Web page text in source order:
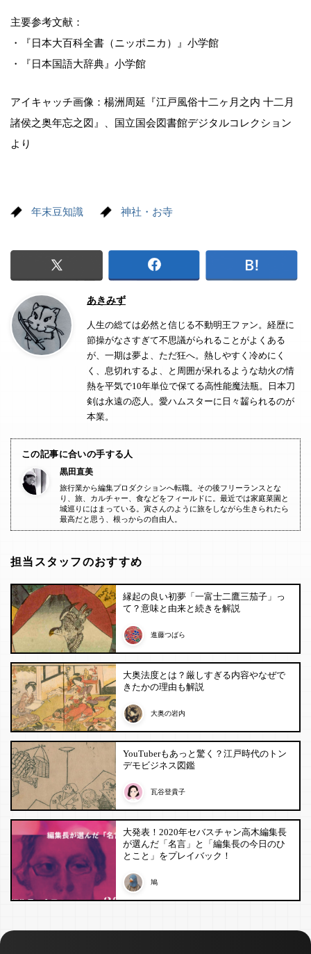
主要参考文献：
・『日本大百科全書（ニッポニカ）』小学館
・『日本国語大辞典』小学館
アイキャッチ画像：楊洲周延『江戸風俗十二ヶ月之内 十二月
諸侯之奥年忘之図』、国立国会図書館デジタルコレクション
より
年末豆知識 神社・お寺
あきみず
人生の総ては必然と信じる不動明王ファン。経歴に
節操がなさすぎて不思議がられることがよくある
が、一期は夢よ、ただ狂へ。熱しやすく冷めにく
く、息切れするよ、と周囲が呆れるような劫火の情
熱を平気で10年単位で保てる高性能魔法瓶。日本刀
剣は永遠の恋人。愛ハムスターに日々齧られるのが
本業。
この記事に合いの手する人
黒田直美
旅行業から編集プロダクションへ転職。その後フリーランスとな
り、旅、カルチャー、食などをフィールドに。最近では家庭菜園と
城巡りにはまっている。寅さんのように旅をしながら生きられたら
最高だと思う、根っからの自由人。
担当スタッフのおすすめ
縁起の良い初夢「一富士二鷹三茄子」っ
て？意味と由来と続きを解説
進藤つばら
大奥法度とは？厳しすぎる内容やなぜで
きたかの理由も解説
大奥の岩内
YouTuberもあっと驚く？江戸時代のトン
デモビジネス図鑑
瓦谷登貴子
大発表！2020年セバスチャン高木編集長
が選んだ「名言」と「編集長の今日のひ
とこと」をプレイバック！
鳩